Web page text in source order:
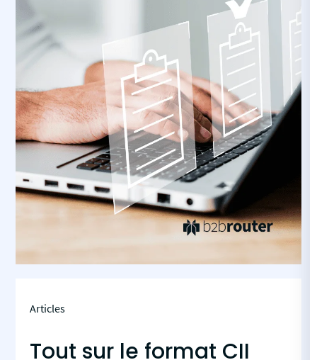
Articles
Tout sur le format CII